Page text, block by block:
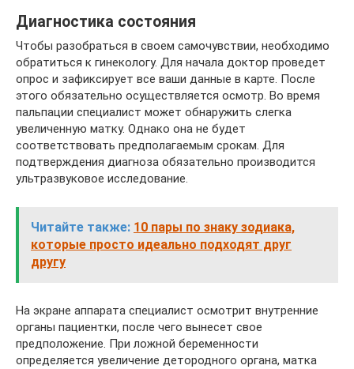
Диагностика состояния
Чтобы разобраться в своем самочувствии, необходимо
обратиться к гинекологу. Для начала доктор проведет
опрос и зафиксирует все ваши данные в карте. После
этого обязательно осуществляется осмотр. Во время
пальпации специалист может обнаружить слегка
увеличенную матку. Однако она не будет
соответствовать предполагаемым срокам. Для
подтверждения диагноза обязательно производится
ультразвуковое исследование.
Читайте также: 10 пары по знаку зодиака,
которые просто идеально подходят друг
другу
На экране аппарата специалист осмотрит внутренние
органы пациентки, после чего вынесет свое
предположение. При ложной беременности
определяется увеличение детородного органа, матка